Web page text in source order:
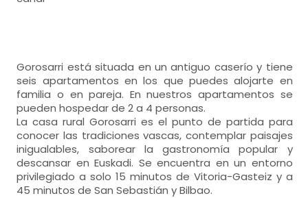
Gorosarri está situada en un antiguo caserío y tiene
seis apartamentos en los que puedes alojarte en
familia o en pareja. En nuestros apartamentos se
pueden hospedar de 2 a 4 personas.
La casa rural Gorosarri es el punto de partida para
conocer las tradiciones vascas, contemplar paisajes
inigualables, saborear la gastronomía popular y
descansar en Euskadi. Se encuentra en un entorno
privilegiado a solo 15 minutos de Vitoria-Gasteiz y a
45 minutos de San Sebastián y Bilbao.